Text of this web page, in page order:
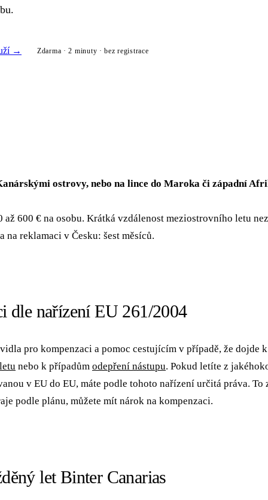
→ Zdarma · 2 minuty · bez registrace
ostrovy, nebo na lince do Maroka či západní
600 € na osobu. Krátká vzdálenost meziostrovního letu
reklamaci v Česku: šest měsíců.
dle nařízení EU 261/2004
pro kompenzaci a pomoc cestujícím v případě, že dojde k
nebo k případům odepření nástupu. Pokud letíte z
v EU do EU, máte podle tohoto nařízení určitá práva. To
podle plánu, můžete mít nárok na kompenzaci.
let Binter Canarias